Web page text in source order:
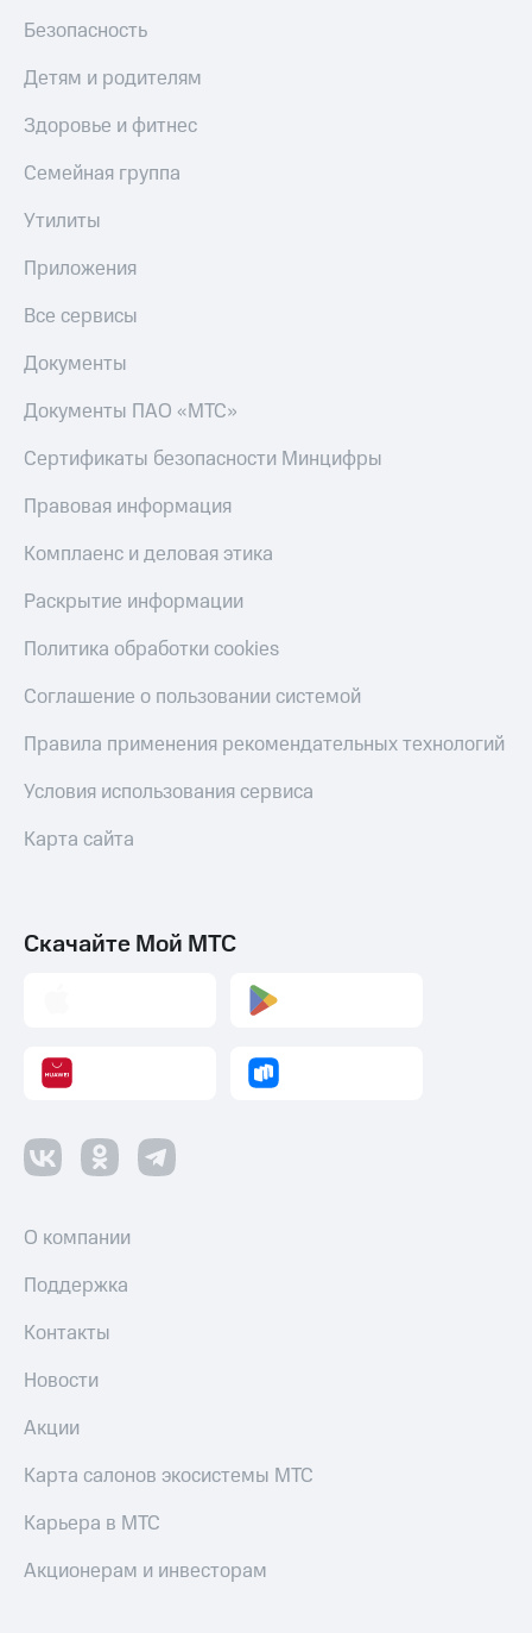
Безопасность
Детям и родителям
Здоровье и фитнес
Семейная группа
Утилиты
Приложения
Все сервисы
Документы
Документы ПАО «МТС»
Сертификаты безопасности Минцифры
Правовая информация
Комплаенс и деловая этика
Раскрытие информации
Политика обработки cookies
Соглашение о пользовании системой
Правила применения рекомендательных технологий
Условия использования сервиса
Карта сайта
Скачайте Мой МТС
О компании
Поддержка
Контакты
Новости
Акции
Карта салонов экосистемы МТС
Карьера в МТС
Акционерам и инвесторам